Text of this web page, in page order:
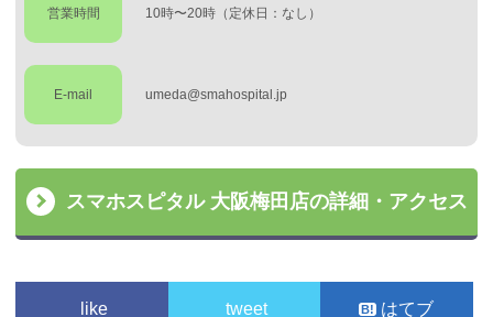
営業時間 10時〜20時（定休日：なし）
E-mail umeda@smahospital.jp
スマホスピタル 大阪梅田店の詳細・アクセス
like tweet はてブ